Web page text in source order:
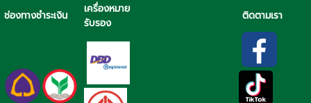
ช่องทางชำระเงิน
เครื่องหมาย
รับรอง
ติดตามเรา